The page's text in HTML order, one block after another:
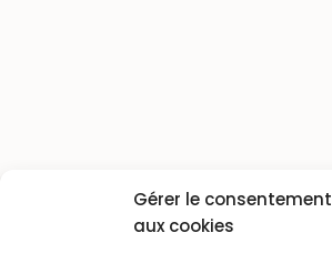
Gérer le consentement
aux cookies